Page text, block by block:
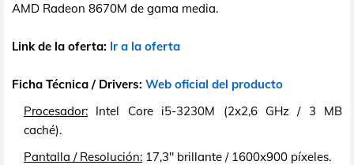
AMD Radeon 8670M de gama media.
Link de la oferta: Ir a la oferta
Ficha Técnica / Drivers: Web oficial del producto
Procesador: Intel Core i5-3230M (2x2,6 GHz / 3 MB
caché).
Pantalla / Resolución: 17,3" brillante / 1600x900 píxeles.